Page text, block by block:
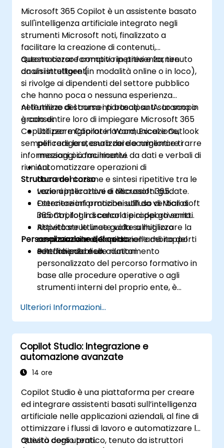
Microsoft 365 Copilot è un assistente basato
sull'intelligenza artificiale integrato negli
strumenti Microsoft noti, finalizzato a
facilitare la creazione di contenuti,
automatizzare compiti ripetitivi e fornire
analisi intelligenti.
Questo corso formativo in presenza, tenuto
da un istruttore (in modalità online o in loco),
si rivolge ai dipendenti del settore pubblico
che hanno poca o nessuna esperienza
nell’utilizzo di strumenti basati su IA. Lo scopo
è consentire loro di impiegare Microsoft 365
Copilot per migliorare la comunicazione,
semplificare la stesura dei documenti e trarre
informazioni più facilmente da dati e verbali di
riunioni.
Al termine del corso i partecipanti saranno in
grado di:
Utilizzare Copilot in Word, Excel e Outlook
per redigere, analizzare e migliorare i
messaggi comunicativi.
Automatizzare operazioni di
documentazione e sintesi ripetitive tra le
varie applicazioni di Microsoft 365.
Ottenere informazioni utili da verbali di
incontri, fogli di calcolo e rapporti scritti.
Rispettare le linee guida sull’utilizzo
responsabile di Copilot nell’ambito del
settore pubblico.
Struttura del corso
Lezioni interattive e discussioni guidate.
Esercitazioni pratiche sull’uso di Microsoft
365 Copilot in scenari tipici del governo.
Attività strutturate volte a migliorare la
comunicazione, la redazione dei rapporti
e l’efficienza nelle riunioni.
Personalizzazione del corso
Per richiedere un adattamento
personalizzato del percorso formativo in
base alle procedure operative o agli
strumenti interni del proprio ente, è
provvediamo all’organizzazione.
Ulteriori Informazioni...
Copilot Studio: Integrazione e
automazione avanzate
14 ore
Copilot Studio è una piattaforma per creare
ed integrare assistenti basati sull’intelligenza
artificiale nelle applicazioni aziendali, al fine di
ottimizzare i flussi di lavoro e automatizzare le
attività degli utenti.
Questo corso pratico, tenuto da istruttori